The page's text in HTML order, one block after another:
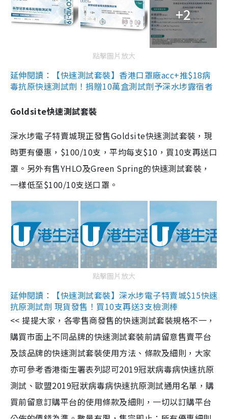
+2
點擊圖片放大
延伸閱讀：【快速測試套裝】香港口罩廠acc+推$18病
毒抗原快速測試劑！捐贈10萬盒測試劑予深水埗露宿者
Goldsite快速測試套裝
深水埗電子特賣城現正發售Goldsite快速測試套裝，現
時更有優惠，$100/10支，平均每支$10，買10支再送口
罩。另外有售YHLO及Green Spring的快速測試套裝，
一樣低至$100/10支送口罩。
點擊圖片放大
延伸閱讀：【快速測試套裝】深水埗電子特賣城$15快速
抗原測試劑 現貨發售！買10支再送3支檢測棒
<< 提提大家，各零售商發售的快速測試套裝規格不一，
購買市面上不同品牌的快速測試套裝前請留意售賣平台
及該品牌的快速測試套裝使用方法、條款及細則，大家
亦可參考香港衞生署表列認可2019冠狀病毒病快速抗原
測試、歐盟2019冠狀病毒病快速抗原測試通用名單，購
買前留意訂購平台的使用條款及細則，一切以訂購平台